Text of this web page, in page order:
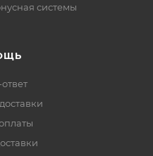
системы